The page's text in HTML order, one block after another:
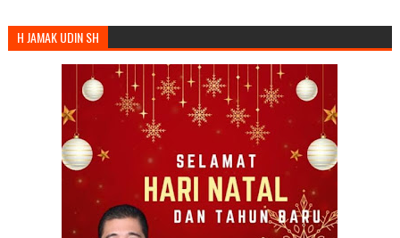
H JAMAK UDIN SH